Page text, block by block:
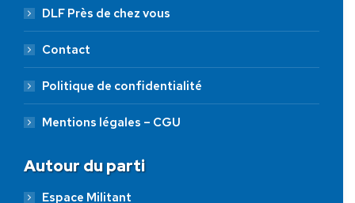
DLF Près de chez vous
Contact
Politique de confidentialité
Mentions légales – CGU
Autour du parti
Espace Militant